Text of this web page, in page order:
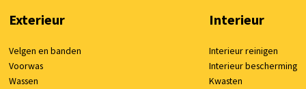
Exterieur
Velgen en banden
Voorwas
Wassen
Interieur
Interieur reinigen
Interieur bescherming
Kwasten